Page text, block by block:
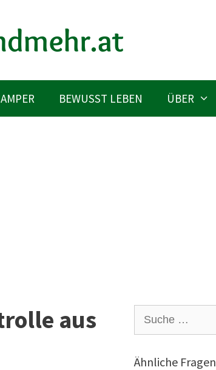
BEWUSST LEBEN ÜBER
aus
nach:
Ähnliche Fragen